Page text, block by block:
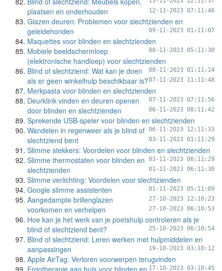
plaatsen en onderhouden
12-11-2023 07:11:46
Glazen deuren: Problemen voor slechtzienden en
geleidehonden
09-11-2023 01:11:07
Maquettes voor blinden en slechtzienden
08-11-2023 05:11:30
Mobiele beeldschermloep
(elektronische handloep) voor slechtzienden
08-11-2023 01:11:14
Blind of slechtziend: Wat kan je doen
als er geen winkelhulp beschikbaar is?07-11-2023 11:11:48
Merkpasta voor blinden en slechtzienden
07-11-2023 07:11:56
Deurklink vinden en deuren openen
door blinden en slechtzienden
06-11-2023 08:11:42
Sprekende USB-speler voor blinden en slechtzienden
06-11-2023 12:11:33
Wandelen in regenweer als je blind of
slechtziend bent
03-11-2023 01:11:29
Slimme stekkers: Voordelen voor blinden en slechtzienden
03-11-2023 06:11:29
Slimme thermostaten voor blinden en
slechtzienden
01-11-2023 06:11:30
Slimme verlichting: Voordelen voor slechtzienden
01-11-2023 05:11:09
Google slimme assistenten
27-10-2023 12:10:23
Aangedampte brillenglazen
voorkomen en verhelpen
27-10-2023 06:10:53
Hoe kan je het werk van je poetshulp controleren als je
blind of slechtziend bent?
25-10-2023 06:10:54
Blind of slechtziend: Leren werken met hulpmiddelen en
aanpassingen
19-10-2023 03:10:12
Apple AirTag: Verloren voorwerpen terugvinden
17-10-2023 03:10:45
Ergotherapie aan huis voor blinden en